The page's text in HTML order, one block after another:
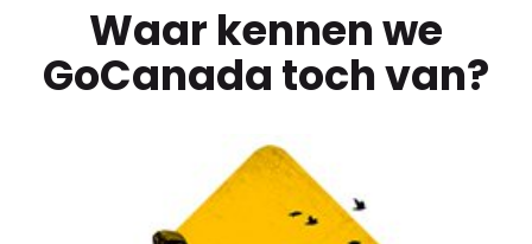
Waar kennen we
GoCanada toch van?